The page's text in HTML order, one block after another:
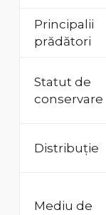
Principalii
prădători
Statut de
conservare
Distribuție
Mediu de